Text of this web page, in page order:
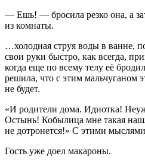
— Ешь! — бросила резко она, а
из комнаты.
…холодная струя воды в ванне,
свои руки быстро, как всегда,
когда еще по всему телу её
решила, что с этим мальчуганом
не будет.
«И родители дома. Идиотка!
Остынь! Кобылица мне такая
не дотронется!» С этими
Гость уже доел макароны.